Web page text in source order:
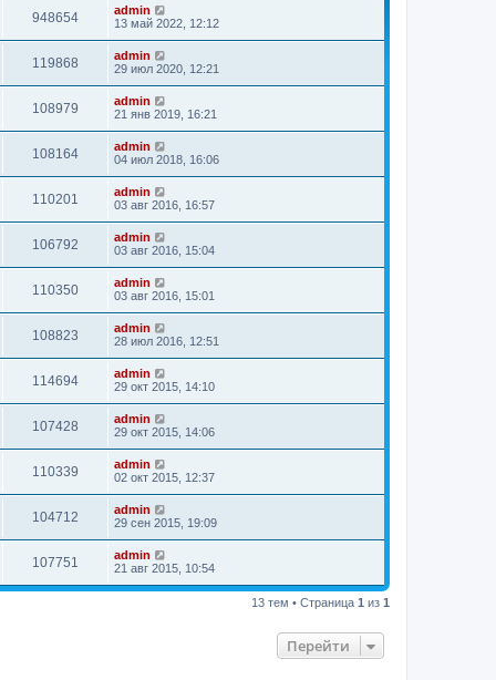
948654
admin
13 май 2022, 12:12
119868
admin
29 июл 2020, 12:21
108979
admin
21 янв 2019, 16:21
108164
admin
04 июл 2018, 16:06
110201
admin
03 авг 2016, 16:57
106792
admin
03 авг 2016, 15:04
110350
admin
03 авг 2016, 15:01
108823
admin
28 июл 2016, 12:51
114694
admin
29 окт 2015, 14:10
107428
admin
29 окт 2015, 14:06
110339
admin
02 окт 2015, 12:37
104712
admin
29 сен 2015, 19:09
107751
admin
21 авг 2015, 10:54
13 тем • Страница 1 из 1
Перейти